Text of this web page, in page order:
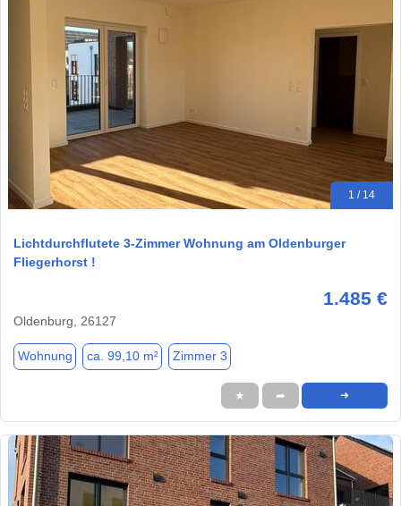
1 / 14
Lichtdurchflutete 3-Zimmer Wohnung am Oldenburger
Fliegerhorst !
1.485 €
Oldenburg, 26127
Wohnung ca. 99,10 m² Zimmer 3
★ ➦ ➜